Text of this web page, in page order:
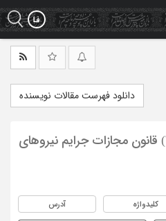
دانلود فهرست مقالات نویسنده
بررسی مواد (65) و (23) قانون مجازات جرایم نیروهای
کلیدواژه آدرس